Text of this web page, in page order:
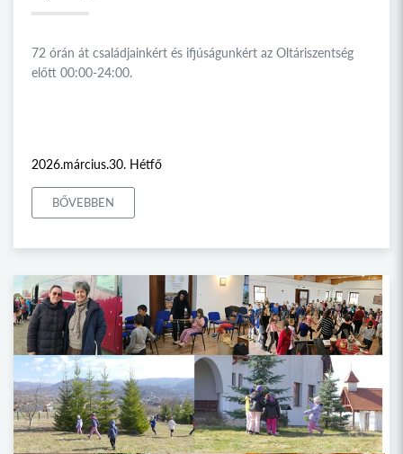
72 órán át családjainkért és ifjúságunkért az Oltáriszentség
előtt 00:00-24:00.
2026.március.30. Hétfő
BŐVEBBEN